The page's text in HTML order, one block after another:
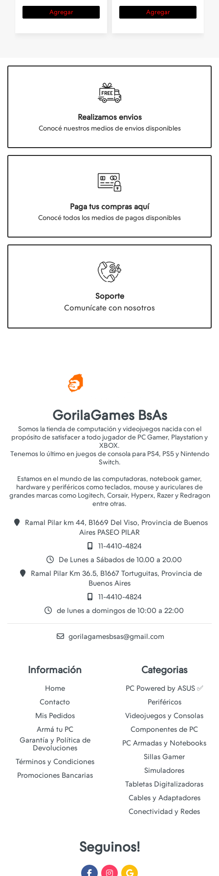
Agregar Agregar
Realizamos envios
Conocé nuestros medios de envios disponibles
Paga tus compras aquí
Conocé todos los medios de pagos disponibles
Soporte
Comunícate con nosotros
GorilaGames BsAs
Somos la tienda de computación y videojuegos nacida con el
propósito de satisfacer a todo jugador de PC Gamer, Playstation y
XBOX.
Tenemos lo último en juegos de consola para PS4, PS5 y Nintendo
Switch.
Estamos en el mundo de las computadoras, notebook gamer,
hardware y periféricos como teclados, mouse y auriculares de
grandes marcas como Logitech, Corsair, Hyperx, Razer y Redragon
Ramal Pilar km 44, B1669 Del Viso, Provincia de Buenos
Aires PASEO PILAR
11-4410-4824
De Lunes a Sábados de 10.00 a 20.00
Ramal Pilar Km 36.5, B1667 Tortuguitas, Provincia de
Buenos Aires
11-4410-4824
de lunes a domingos de 10:00 a 22:00
gorilagamesbsas@gmail.com
Información
Home
Contacto
Mis Pedidos
Armá tu PC
Garantía y Política de
Devoluciones
Términos y Condiciones
Promociones Bancarias
Categorias
PC Powered by ASUS ✅
Periféricos
Videojuegos y Consolas
Componentes de PC
PC Armadas y Notebooks
Sillas Gamer
Simuladores
Tabletas Digitalizadoras
Cables y Adaptadores
Conectividad y Redes
Seguinos!